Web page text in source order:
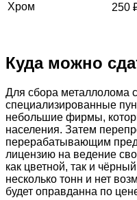
Хром
250
Куда можно
Для сбора металлолома
специализированные
небольшие фирмы,
населения. Затем
перерабатывающим
лицензию на ведение
как цветной, так и
несколько тонн и нет
будет оправданна по